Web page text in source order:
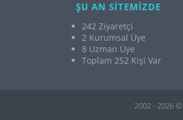
ŞU AN SİTEMİZDE
242 Ziyaretçi
2 Kurumsal Üye
8 Uzman Üye
Toplam 252 Kişi Var
2002 - 2026 ©